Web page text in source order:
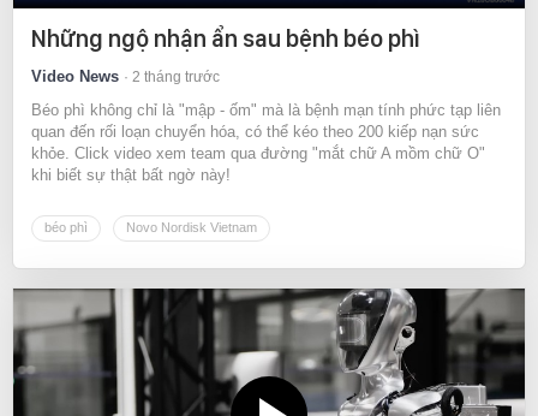
Những ngộ nhận ẩn sau bệnh béo phì
Video News 2 tháng trước
Béo phì không chỉ là "mập - ốm" mà là bệnh mạn tính phức tạp liên
quan đến rối loạn chuyển hóa, có thể kéo theo 200 kiếp nạn sức
khỏe. Click video xem team qua đường "mắt chữ A mồm chữ O"
khi biết sự thật bất ngờ này!
béo phì Novo Nordisk Vietnam